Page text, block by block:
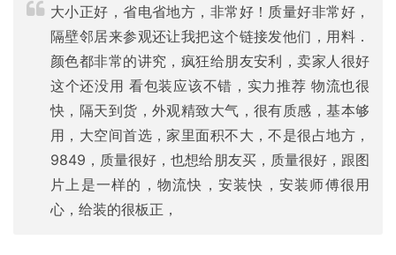
大小正好，省电省地方，非常好！质量好非常好，
隔壁邻居来参观还让我把这个链接发他们，用料．
颜色都非常的讲究，疯狂给朋友安利，卖家人很好
这个还没用 看包装应该不错，实力推荐 物流也很
快，隔天到货，外观精致大气，很有质感，基本够
用，大空间首选，家里面积不大，不是很占地方，
9849，质量很好，也想给朋友买，质量很好，跟图
片上是一样的，物流快，安装快，安装师傅很用
心，给装的很板正，